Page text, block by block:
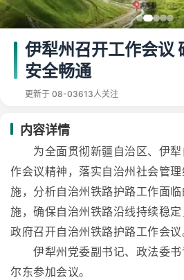
伊犁州召开工作会议
安全畅通
更新于 08-03613人关注
内容详情
为全面贯彻新疆自治区、伊犁
作会议精神，落实自治州社会管
施，分析自治州铁路护路工作面
施，确保自治州铁路沿线持续稳定
政府召开自治州铁路护路工作会议
伊犁州党委副书记、政法委书
尔东参加会议。